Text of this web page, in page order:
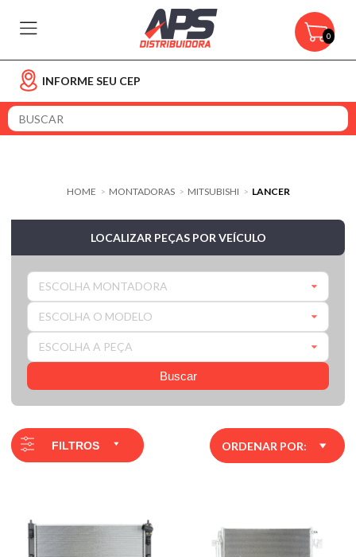
0
INFORME SEU CEP
HOME > MONTADORAS > MITSUBISHI > LANCER
LOCALIZAR PEÇAS POR VEÍCULO
ESCOLHA MONTADORA
ESCOLHA O MODELO
ESCOLHA A PEÇA
Buscar
FILTROS ORDENAR POR: